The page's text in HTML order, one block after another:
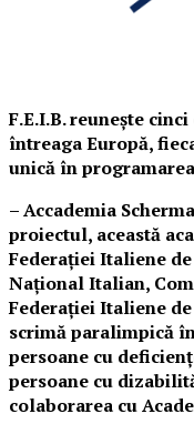
F.E.I.B. reunește
întreaga Europă,
unică în
– Accademia
proiectul, această
Federației Italiene
Național Italian,
Federației Italiene
scrimă paralimpică
persoane cu
persoane cu
colaborarea cu